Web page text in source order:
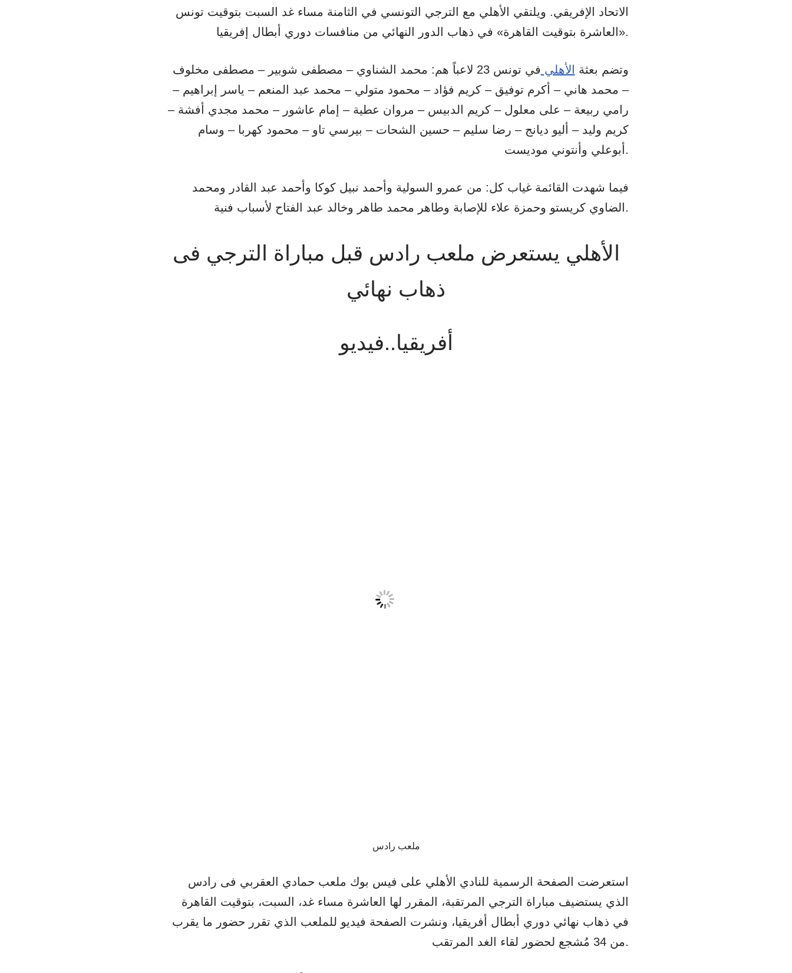
الاتحاد الإفريقي. ويلتقي الأهلي مع الترجي التونسي في الثامنة مساء غد السبت بتوقيت تونس
«العاشرة بتوقيت القاهرة» في ذهاب الدور النهائي من منافسات دوري أبطال إفريقيا.
وتضم بعثة الأهلي
في تونس 23 لاعباً هم: محمد الشناوي – مصطفى شوبير – مصطفى مخلوف
– محمد هاني – أكرم توفيق – كريم فؤاد – محمود متولي – محمد عبد المنعم – ياسر إبراهيم –
رامي ربيعة – على معلول – كريم الدبيس – مروان عطية – إمام عاشور – محمد مجدي أفشة –
كريم وليد – أليو ديانج – رضا سليم – حسين الشحات – بيرسي تاو – محمود كهربا – وسام
أبوعلي وأنتوني موديست.
فيما شهدت القائمة غياب كل: من عمرو السولية وأحمد نبيل كوكا وأحمد عبد القادر ومحمد
الضاوي كريستو وحمزة علاء للإصابة وطاهر محمد طاهر وخالد عبد الفتاح لأسباب فنية.
الأهلي يستعرض ملعب رادس قبل مباراة الترجي فى
ذهاب نهائي
أفريقيا..فيديو
ملعب رادس
استعرضت الصفحة الرسمية للنادي الأهلي على فيس بوك ملعب حمادي العقربي فى رادس
الذي يستضيف مباراة الترجي المرتقبة، المقرر لها العاشرة مساء غد، السبت، بتوقيت القاهرة
في ذهاب نهائي دوري أبطال أفريقيا، ونشرت الصفحة فيديو للملعب الذي تقرر حضور ما يقرب
من 34 مُشجع لحضور لقاء الغد المرتقب.